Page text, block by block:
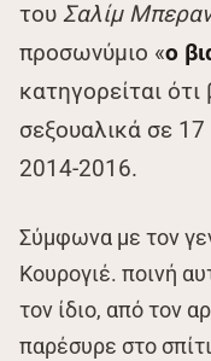
του Σαλίμ
προσωνύμιο «ο
κατηγορείται
σεξουαλικά σε
2014-2016.
Σύμφωνα με τον
Κουρογιέ. ποινή
τον ίδιο, από τον
παρέσυρε στο